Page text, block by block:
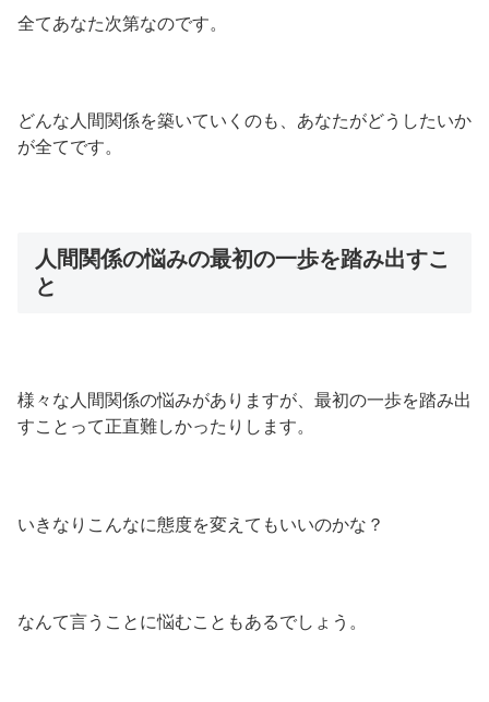
全てあなた次第なのです。
どんな人間関係を築いていくのも、あなたがどうしたいか
が全てです。
人間関係の悩みの最初の一歩を踏み出すこ
と
様々な人間関係の悩みがありますが、最初の一歩を踏み出
すことって正直難しかったりします。
いきなりこんなに態度を変えてもいいのかな？
なんて言うことに悩むこともあるでしょう。